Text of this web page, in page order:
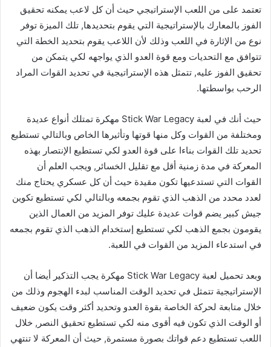
تعتمد على من اللعب الإستراتيجي حيث أن كل لاعب يمكنه تحقيق
الفوز بالمعارك بالإستراتيجية التي يقوم بتحديدها, تلك الميزة توفر
نوع من الإثارة في اللعب وذلك لأن اللاعب يقوم بتحديد الخطة التي
تتوافق مع التحديات ومع قوة العدو الذي يواجهه لكي يتمكن من
تحقيق الفوز عليه, تتمثل هذه الإستراتيجية في تحديد القوات المراد
الرحب بواسطتها.
حيث أنك في لعبة Stick War Legacy مهكرة تمتلك أنواع عديدة
ومختلفة من القوات وكل منها قوتها وتأثيرها الخاص وبالتالي تستطيع
تحديد تلك القوات بناءا على قوة العدو لكي تستطيع الإنتصار بهذه
المعركة في مدة زمنية أقل مع تقليل الخسائر, ويجب العلم أن
القوات التي تستدعيها تكون مقيدة حيث أن كل عسكري يحتاج منك
لعدد محدد من الذهب الذي تقوم بجمعه وبالتالي لكي تستطيع تكوين
جيش كبير يضم قوات عديدة عليك توفر المزيد من العمال الذين
يقومون بجمع الذهب لكي تستطيع إستخدام الذهب الذي تقوم بجمعه
في استدعاء المزيد من القوات في اللعبة.
وبعد تحميل لعبة Stick War Legacy مهكرة يجب التذكير أيضا أن
الإستراتيجية تتمثل في تحديد الوقت المناسب لبدء الهجوم وذلك من
خلال متابعة لحركة الخاصة بقوة العدو وتحديد أكثر وقت يكون ضعيف
أو الوقت الذي تكون فيه أقوى منه لكي تستطيع تحقيق النصر, خلال
اللعب تستطيع دعم قواتك بصورة مستمرة, حيث أن المعركة لا تنتهي